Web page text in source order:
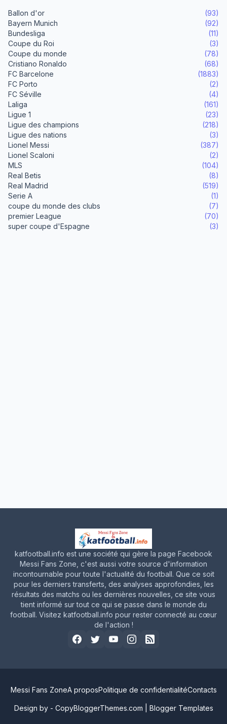
Ballon d'or
(93)
Bayern Munich
(92)
Bundesliga
(11)
Coupe du Roi
(3)
Coupe du monde
(78)
Cristiano Ronaldo
(68)
FC Barcelone
(1883)
FC Porto
(2)
FC Séville
(4)
Laliga
(161)
Ligue 1
(23)
Ligue des champions
(218)
Ligue des nations
(3)
Lionel Messi
(387)
Lionel Scaloni
(2)
MLS
(104)
Real Betis
(8)
Real Madrid
(519)
Serie A
(1)
coupe du monde des clubs
(7)
premier League
(70)
super coupe d'Espagne
(3)
katfootball.info est une société qui gère la page Facebook
Messi Fans Zone, c'est aussi votre source d'information
incontournable pour toute l'actualité du football. Que ce soit
pour les derniers transferts, des analyses approfondies, les
résultats des matchs ou les dernières nouvelles, ce site vous
tient informé sur tout ce qui se passe dans le monde du
football. Visitez katfootball.info pour rester connecté au cœur
de l'action !
Design by - CopyBloggerThemes.com Blogger Templates
Messi Fans ZoneA proposPolitique de confidentialitéContacts